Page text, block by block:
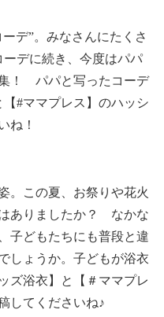
デ”。みなさんにたくさ
デに続き、今度はパパ
！ パパと写ったコーデ
#ママプレス】のハッシ
ね！
。この夏、お祭りや花火
ありましたか？ なかな
子どもたちにも普段と違
しょうか。子どもが浴衣
ズ浴衣】と【＃ママプレ
してくださいね♪